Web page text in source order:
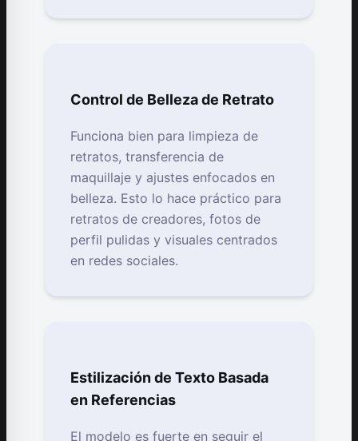
Control de Belleza de Retrato
Funciona bien para limpieza de
retratos, transferencia de
maquillaje y ajustes enfocados en
belleza. Esto lo hace práctico para
retratos de creadores, fotos de
perfil pulidas y visuales centrados
en redes sociales.
Estilización de Texto Basada
en Referencias
El modelo es fuerte en seguir el